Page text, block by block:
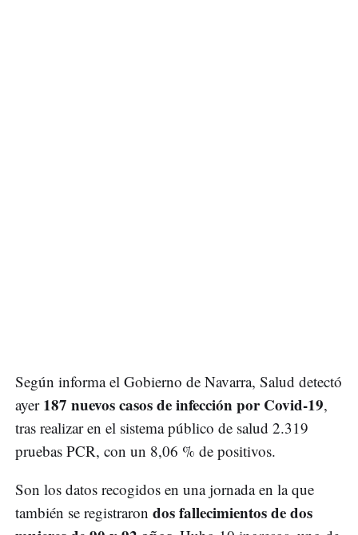
Según informa el Gobierno de Navarra, Salud detectó
ayer 187 nuevos casos de infección por Covid-19,
tras realizar en el sistema público de salud 2.319
pruebas PCR, con un 8,06 % de positivos.
Son los datos recogidos en una jornada en la que
también se registraron dos fallecimientos de dos